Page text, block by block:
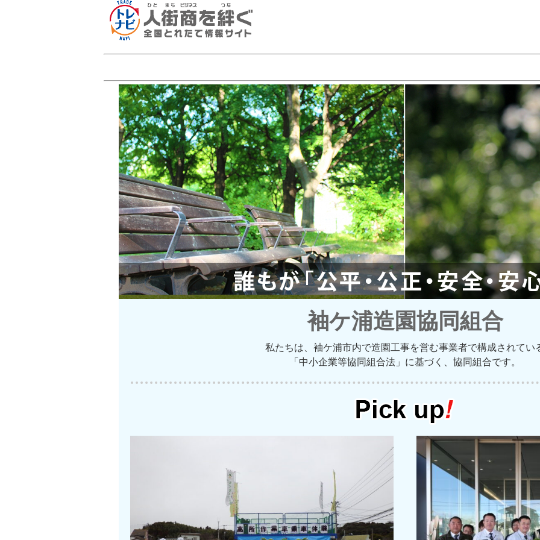
袖ケ浦造園協同組合
私たちは、袖ケ浦市内で造園工事を営む事業者で構成されてい
「中小企業等協同組合法」に基づく、協同組合です。